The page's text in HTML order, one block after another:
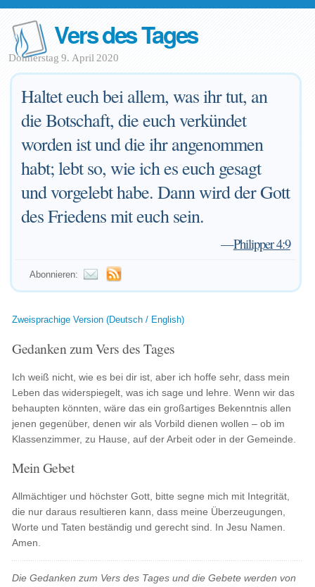
Vers des Tages
Donnerstag 9. April 2020
Haltet euch bei allem, was ihr tut, an
die Botschaft, die euch verkündet
worden ist und die ihr angenommen
habt; lebt so, wie ich es euch gesagt
und vorgelebt habe. Dann wird der Gott
des Friedens mit euch sein.
—Philipper 4:9
Abonnieren:
Zweisprachige Version (Deutsch / English)
Gedanken zum Vers des Tages
Ich weiß nicht, wie es bei dir ist, aber ich hoffe sehr, dass mein
Leben das widerspiegelt, was ich sage und lehre. Wenn wir das
behaupten könnten, wäre das ein großartiges Bekenntnis allen
jenen gegenüber, denen wir als Vorbild dienen wollen – ob im
Klassenzimmer, zu Hause, auf der Arbeit oder in der Gemeinde.
Mein Gebet
Allmächtiger und höchster Gott, bitte segne mich mit Integrität,
die nur daraus resultieren kann, dass meine Überzeugungen,
Worte und Taten beständig und gerecht sind. In Jesu Namen.
Amen.
Die Gedanken zum Vers des Tages und die Gebete werden von